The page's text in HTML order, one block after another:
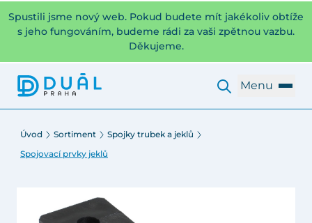
Spustili jsme nový web. Pokud budete mít jakékoliv obtíže
s jeho fungováním, budeme rádi za vaši zpětnou vazbu.
Děkujeme.
Menu
Úvod Sortiment
Spojky trubek a jeklů
Spojovací prvky jeklů